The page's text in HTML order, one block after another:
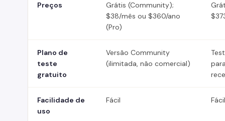
Preços
Grátis (Community);
$38/mês ou $360/ano
(Pro)
Plano de
teste
gratuito
Versão Community
(ilimitada, não comercial)
Facilidade de
uso
Fácil Fácil